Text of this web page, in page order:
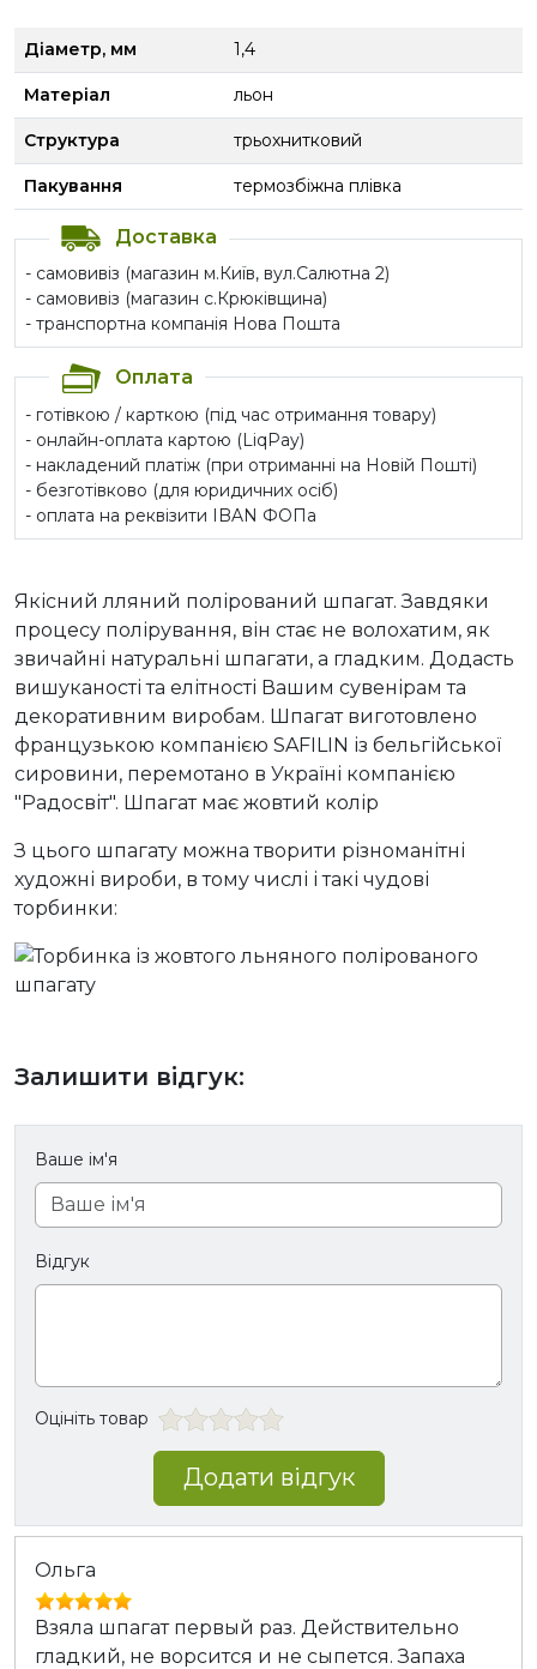
Діаметр, мм 1,4
Матеріал льон
Структура трьохнитковий
Пакування термозбіжна плівка
Доставка
- самовивіз (магазин м.Київ, вул.Салютна 2)
- самовивіз (магазин с.Крюківщина)
- транспортна компанія Нова Пошта
Оплата
- готівкою / карткою (під час отримання товару)
- онлайн-оплата картою (LiqPay)
- накладений платіж (при отриманні на Новій Пошті)
- безготівково (для юридичних осіб)
- оплата на реквізити IBAN ФОПа
Якісний лляний полірований шпагат. Завдяки
процесу полірування, він стає не волохатим, як
звичайні натуральні шпагати, а гладким. Додасть
вишуканості та елітності Вашим сувенірам та
декоративним виробам. Шпагат виготовлено
французькою компанією SAFILIN із бельгійської
сировини, перемотано в Україні компанією
"Радосвіт". Шпагат має жовтий колір
З цього шпагату можна творити різноманітні
художні вироби, в тому числі і такі чудові
торбинки:
Залишити відгук:
Ваше ім'я
Відгук
Оцініть товар
Додати відгук
Ольга
Взяла шпагат первый раз. Действительно
гладкий, не ворсится и не сыпется. Запаха